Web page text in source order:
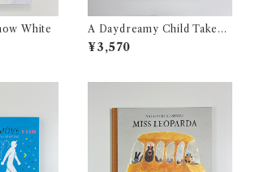
White
A Daydreamy Child Takes a
Walk
¥3,570